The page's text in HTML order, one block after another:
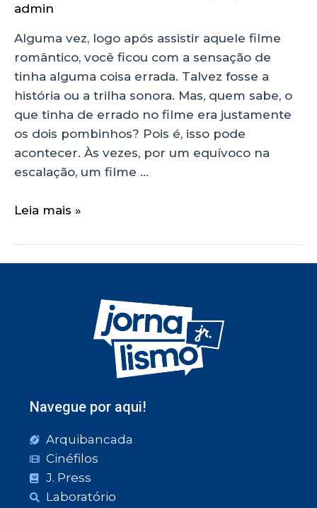
admin
Alguma vez, logo após assistir aquele filme
romântico, você ficou com a sensação de
tinha alguma coisa errada. Talvez fosse a
história ou a trilha sonora. Mas, quem sabe, o
que tinha de errado no filme era justamente
os dois pombinhos? Pois é, isso pode
acontecer. Às vezes, por um equívoco na
escalação, um filme …
Leia mais »
Navegue por aqui!
Arquibancada
Cinéfilos
J. Press
Laboratório